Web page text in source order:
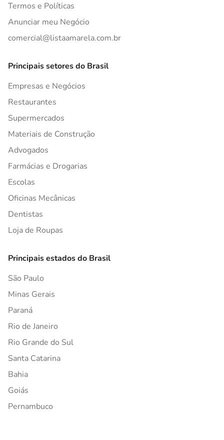
Termos e Políticas
Anunciar meu Negócio
comercial@listaamarela.com.br
Principais setores do Brasil
Empresas e Negócios
Restaurantes
Supermercados
Materiais de Construção
Advogados
Farmácias e Drogarias
Escolas
Oficinas Mecânicas
Dentistas
Loja de Roupas
Principais estados do Brasil
São Paulo
Minas Gerais
Paraná
Rio de Janeiro
Rio Grande do Sul
Santa Catarina
Bahia
Goiás
Pernambuco